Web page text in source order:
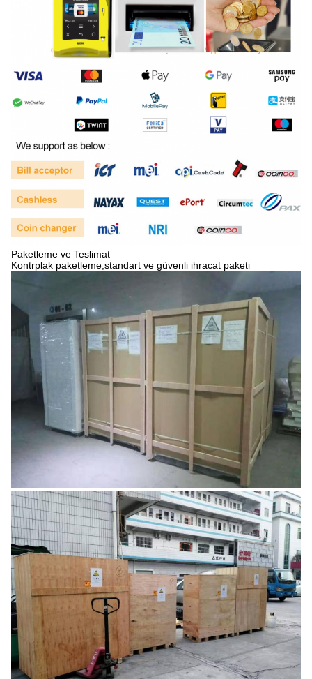
Paketleme ve Teslimat
Kontrplak paketleme;standart ve güvenli ihracat paketi